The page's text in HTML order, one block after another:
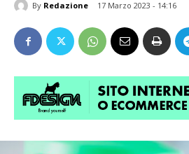
By Redazione 17 Marzo 2023 - 14:16